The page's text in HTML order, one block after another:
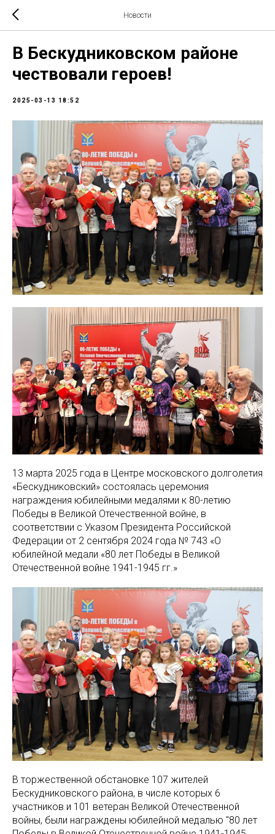
Новости
В Бескудниковском районе
чествовали героев!
2025-03-13 18:52
13 марта 2025 года в Центре московского долголетия
«Бескудниковский» состоялась церемония
награждения юбилейными медалями к 80-летию
Победы в Великой Отечественной войне, в
соответствии с Указом Президента Российской
Федерации от 2 сентября 2024 года № 743 «О
юбилейной медали «80 лет Победы в Великой
Отечественной войне 1941-1945 гг.»
В торжественной обстановке 107 жителей
Бескудниковского района, в числе которых 6
участников и 101 ветеран Великой Отечественной
войны, были награждены юбилейной медалью "80 лет